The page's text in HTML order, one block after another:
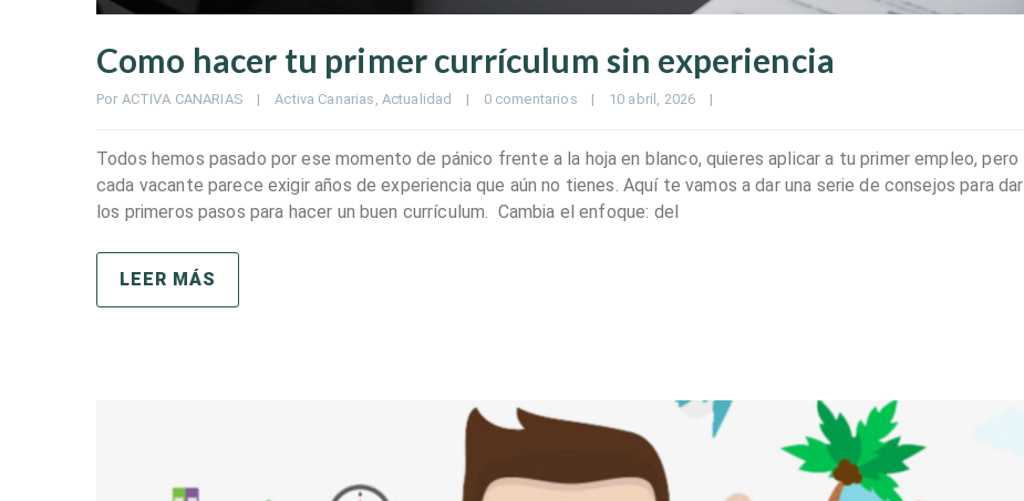
Como hacer tu primer currículum sin experiencia
Por ACTIVA CANARIAS | Activa Canarias , Actualidad | 0 comentarios | 10 abril, 2026 |
Todos hemos pasado por ese momento de pánico frente a la hoja en blanco, quieres aplicar a tu primer empleo, pero
cada vacante parece exigir años de experiencia que aún no tienes. Aquí te vamos a dar una serie de consejos para dar
los primeros pasos para hacer un buen currículum. Cambia el enfoque: del
LEER MÁS